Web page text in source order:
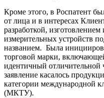
Кроме этого, в Роспатент
от лица и в интересах
разработкой,
измерительных устройств
названием. Была
торговой марки,
идентичный отличительной
заявление касалось
категории международной
(МКТУ).